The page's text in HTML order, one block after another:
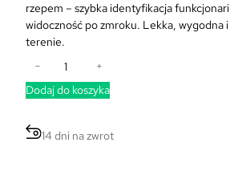
rzepem – szybka identyfikacja
widoczność po zmroku. Lekka, wygodna
terenie.
o
ć
O
− +
Dodaj do koszyka
14 dni na zwrot